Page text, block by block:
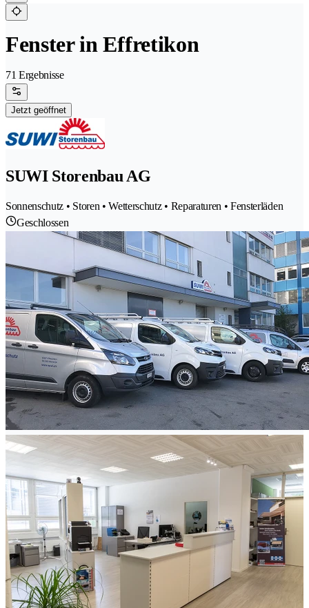
Fenster in Effretikon
71 Ergebnisse
Jetzt geöffnet
SUWI Storenbau AG
Sonnenschutz • Storen • Wetterschutz • Reparaturen • Fensterläden
Geschlossen